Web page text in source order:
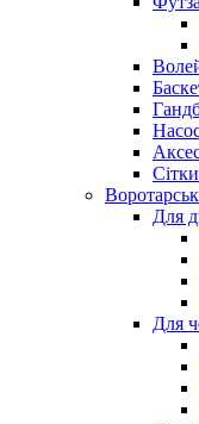
Для
Для